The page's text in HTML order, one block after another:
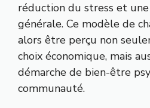
réduction du stress et
générale. Ce modèle de
alors être perçu non
choix économique, mais
démarche de bien-être
communauté.